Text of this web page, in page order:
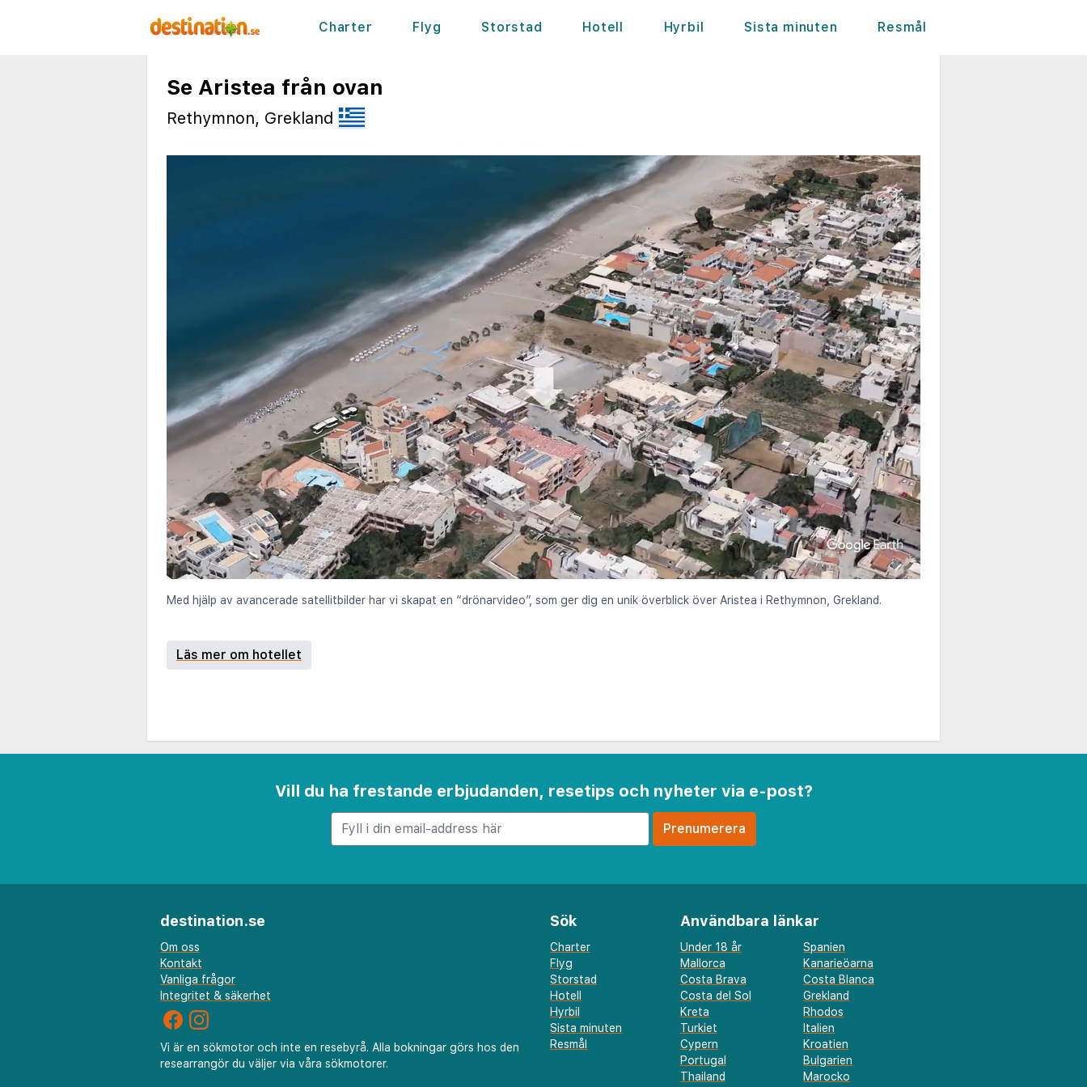
Charter Flyg Storstad Hotell Hyrbil Sista minuten Resmål
Se Aristea från ovan
Rethymnon, Grekland
Med hjälp av avancerade satellitbilder har vi skapat en “drönarvideo”, som ger dig en unik överblick över Aristea i Rethymnon, Grekland.
Läs mer om hotellet
Vill du ha frestande erbjudanden, resetips och nyheter via e-post?
destination.se
Om oss
Kontakt
Vanliga frågor
Integritet & säkerhet
Vi är en sökmotor och inte en resebyrå. Alla bokningar görs hos den
researrangör du väljer via våra sökmotorer.
Sök
Charter
Flyg
Storstad
Hotell
Hyrbil
Sista minuten
Resmål
Användbara länkar
Under 18 år
Spanien
Mallorca
Kanarieöarna
Costa Brava
Costa Blanca
Costa del Sol
Grekland
Kreta
Rhodos
Turkiet
Italien
Cypern
Kroatien
Portugal
Bulgarien
Thailand
Marocko